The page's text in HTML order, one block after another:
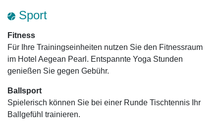
Sport
Fitness
Für Ihre Trainingseinheiten nutzen Sie den Fitnessraum
im Hotel Aegean Pearl. Entspannte Yoga Stunden
genießen Sie gegen Gebühr.
Ballsport
Spielerisch können Sie bei einer Runde Tischtennis Ihr
Ballgefühl trainieren.